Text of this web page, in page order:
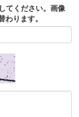
てください。画像
ります。